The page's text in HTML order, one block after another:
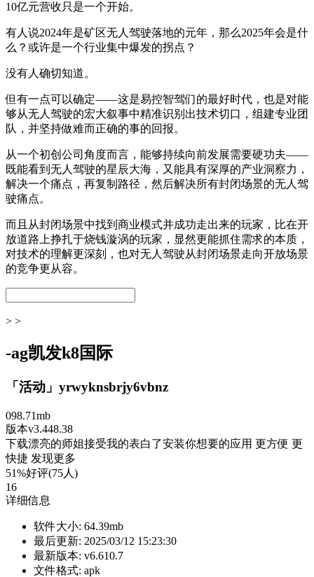
10亿元营收只是一个开始。
有人说2024年是矿区无人驾驶落地的元年，那么2025年会是什
么？或许是一个行业集中爆发的拐点？
没有人确切知道。
但有一点可以确定——这是易控智驾们的最好时代，也是对能
够从无人驾驶的宏大叙事中精准识别出技术切口，组建专业团
队，并坚持做难而正确的事的回报。
从一个初创公司角度而言，能够持续向前发展需要硬功夫——
既能看到无人驾驶的星辰大海，又能具有深厚的产业洞察力，
解决一个痛点，再复制路径，然后解决所有封闭场景的无人驾
驶痛点。
而且从封闭场景中找到商业模式并成功走出来的玩家，比在开
放道路上挣扎于烧钱漩涡的玩家，显然更能抓住需求的本质，
对技术的理解更深刻，也对无人驾驶从封闭场景走向开放场景
的竞争更从容。
> >
-ag凯发k8国际
「活动」yrwyknsbrjy6vbnz
098.71mb
版本v3.448.38
下载漂亮的师姐接受我的表白了安装你想要的应用 更方便 更
快捷 发现更多
51%好评(75人)
16
详细信息
软件大小: 64.39mb
最后更新: 2025/03/12 15:23:30
最新版本: v6.610.7
文件格式: apk